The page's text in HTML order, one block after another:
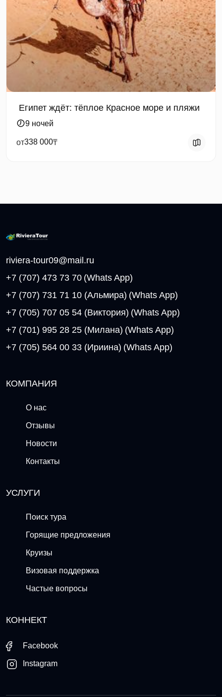
️ Египет ждёт: тёплое Красное море и пляжи
9 ночей
от338 000₸
riviera-tour09@mail.ru
+7 (707) 473 73 70 (Whats App)
+7 (707) 731 71 10 (Альмира) (Whats App)
+7 (705) 707 05 54 (Виктория) (Whats App)
+7 (701) 995 28 25 (Милана) (Whats App)
+7 (705) 564 00 33 (Ириина) (Whats App)
КОМПАНИЯ
О нас
Отзывы
Новости
Контакты
УСЛУГИ
Поиск тура
Горящие предложения
Круизы
Визовая поддержка
Частые вопросы
КОННЕКТ
Facebook
Instagram